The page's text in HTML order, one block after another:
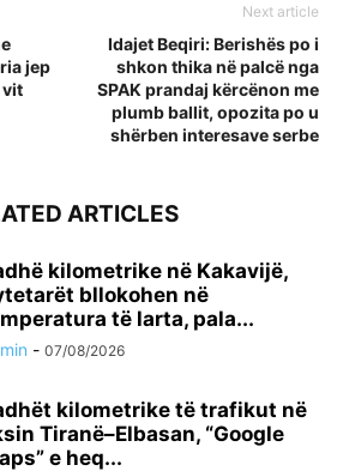
jep
vit
Next article
Idajet Beqiri: Berishës po i
shkon thika në palcë nga
SPAK prandaj kërcënon me
plumb ballit, opozita po u
shërben interesave serbe
ARTICLES
kilometrike në Kakavijë,
bllokohen në
të larta, pala...
- 07/08/2026
kilometrike të trafikut në
Tiranë–Elbasan, “Google
e heq...